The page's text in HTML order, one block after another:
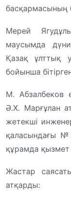
басқармасының
Мерей
маусымда
Қазақ ұлттық
бойынша
М. Абзалбеков
Ә.Х. Марғұлан
жетекші
қаласындағы
құрамда қызмет
Жастар
атқарды: